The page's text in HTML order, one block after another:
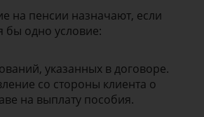
на пенсии назначают, если
бы одно условие:
указанных в договоре.
со стороны клиента о
на выплату пособия.